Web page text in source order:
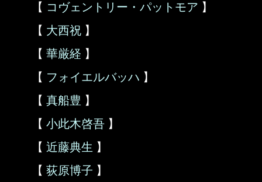
【 コヴェントリー・パットモア 】
【 大西祝 】
【 華厳経 】
【 フォイエルバッハ 】
【 真船豊 】
【 小此木啓吾 】
【 近藤典生 】
【 荻原博子 】